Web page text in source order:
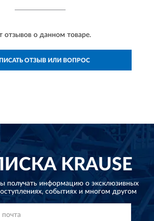
отзывов о данном товаре.
ОТЗЫВ ИЛИ ВОПРОС
KRAUSE
получать информацию о эксклюзивных
событиях и многом другом